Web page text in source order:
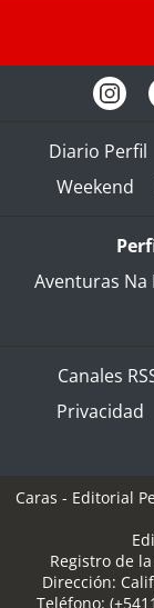
Diario Perfil
Weekend
Aventuras Na
Canales
Privacidad
Caras - Editorial
Registro de
Dirección:
Teléfono: